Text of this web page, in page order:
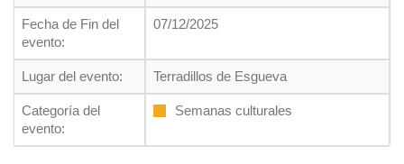
Fecha de Fin del
evento:
07/12/2025
Lugar del evento: Terradillos de Esgueva
Categoría del
evento:
Semanas culturales